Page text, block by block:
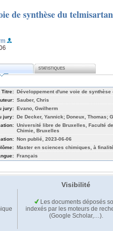
de synthèse du telmisartan
STATISTIQUES
Titre: Développement d'une voie de synthèse
Sauber, Chris
jury: Evano, Gwilherm
jury: De Decker, Yannick; Doneux, Thomas;
Université libre de Bruxelles, Faculté
Chimie, Bruxelles
Non publié, 2023-06-06
Master en sciences chimiques, à
Français
Visibilité
Les documents déposés
indexés par les moteurs de
(Google Scholar,…).